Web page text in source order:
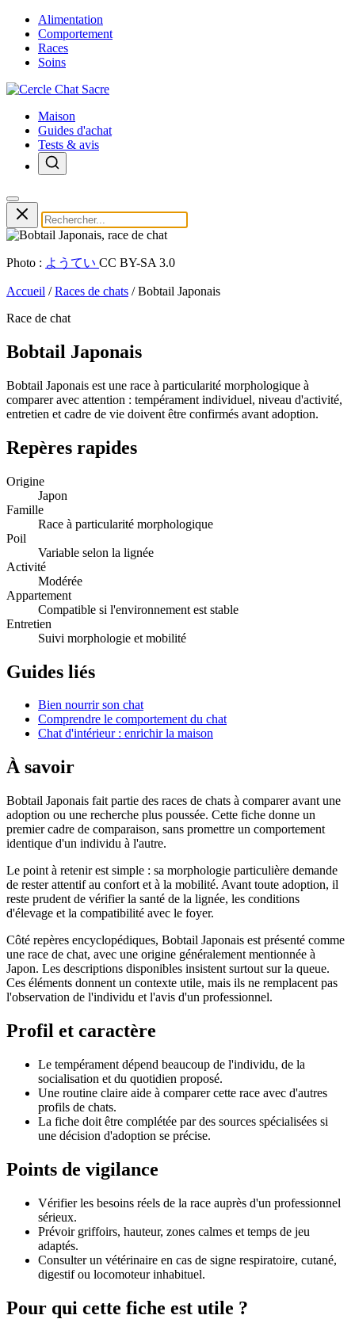
Alimentation
Comportement
Races
Soins
Maison
Guides d'achat
Tests & avis
Photo : ようてい CC BY-SA 3.0
Accueil / Races de chats / Bobtail Japonais
Race de chat
Bobtail Japonais
Bobtail Japonais est une race à particularité morphologique à
comparer avec attention : tempérament individuel, niveau d'activité,
entretien et cadre de vie doivent être confirmés avant adoption.
Repères rapides
Origine
Japon
Famille
Race à particularité morphologique
Poil
Variable selon la lignée
Activité
Modérée
Appartement
Compatible si l'environnement est stable
Entretien
Suivi morphologie et mobilité
Guides liés
Bien nourrir son chat
Comprendre le comportement du chat
Chat d'intérieur : enrichir la maison
À savoir
Bobtail Japonais fait partie des races de chats à comparer avant une
adoption ou une recherche plus poussée. Cette fiche donne un
premier cadre de comparaison, sans promettre un comportement
identique d'un individu à l'autre.
Le point à retenir est simple : sa morphologie particulière demande
de rester attentif au confort et à la mobilité. Avant toute adoption, il
reste prudent de vérifier la santé de la lignée, les conditions
d'élevage et la compatibilité avec le foyer.
Côté repères encyclopédiques, Bobtail Japonais est présenté comme
une race de chat, avec une origine généralement mentionnée à
Japon. Les descriptions disponibles insistent surtout sur la queue.
Ces éléments donnent un contexte utile, mais ils ne remplacent pas
l'observation de l'individu et l'avis d'un professionnel.
Profil et caractère
Le tempérament dépend beaucoup de l'individu, de la
socialisation et du quotidien proposé.
Une routine claire aide à comparer cette race avec d'autres
profils de chats.
La fiche doit être complétée par des sources spécialisées si
une décision d'adoption se précise.
Points de vigilance
Vérifier les besoins réels de la race auprès d'un professionnel
sérieux.
Prévoir griffoirs, hauteur, zones calmes et temps de jeu
adaptés.
Consulter un vétérinaire en cas de signe respiratoire, cutané,
digestif ou locomoteur inhabituel.
Pour qui cette fiche est utile ?